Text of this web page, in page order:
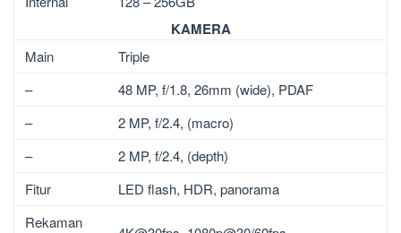
KAMERA
Main
Triple
–
48 MP, f/1.8, 26mm (wide), PDAF
–
2 MP, f/2.4, (macro)
–
2 MP, f/2.4, (depth)
Fitur
LED flash, HDR, panorama
Rekaman